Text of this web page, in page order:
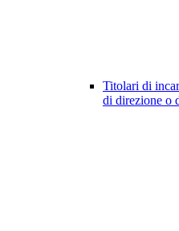
Titolari di
di direzione o